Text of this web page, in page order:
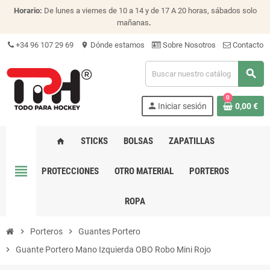
Horario: De lunes a viernes de 10 a 14 y de 17 A 20 horas, sábados solo
mañanas.
+34 96 107 29 69 location_on Dónde estamos Sobre Nosotros Contacto
search
person Iniciar sesión
0
0,00 €
view_headline
home STICKS BOLSAS ZAPATILLAS
PROTECCIONES OTRO MATERIAL PORTEROS
ROPA
chevron_right Porteros chevron_right
Guantes Portero
chevron_right
Guante Portero Mano Izquierda OBO Robo Mini Rojo